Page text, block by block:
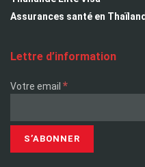
Assurances santé en
Lettre d’information
Votre email *